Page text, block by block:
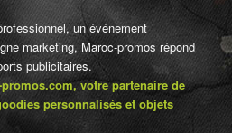
un événement
marketing, Maroc-promos répond
publicitaires.
votre partenaire de
personnalisés et objets